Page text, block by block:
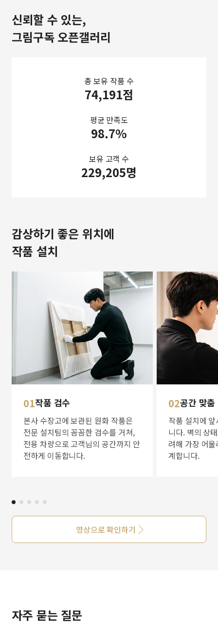
신뢰할 수 있는,
그림구독 오픈갤러리
총 보유 작품 수
74,191점
평균 만족도
98.7%
보유 고객 수
229,205명
감상하기 좋은 위치에
작품 설치
01작품 검수
본사 수장고에 보관된 원화 작품은
전문 설치팀의 꼼꼼한 검수를 거쳐,
전용 차량으로 고객님의 공간까지 안
전하게 이동합니다.
02공간 맞
작품 설치에
니다. 벽의 상
려해 가장 어
계합니다.
영상으로 확인하기
자주 묻는 질문